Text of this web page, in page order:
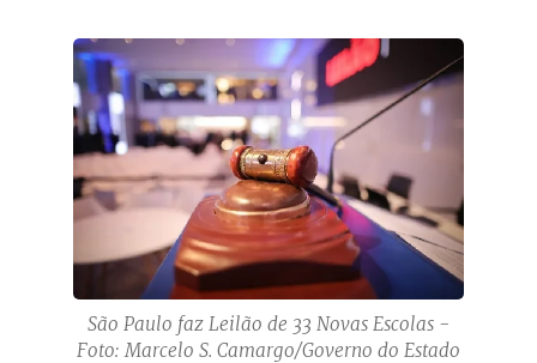
São Paulo faz Leilão de 33 Novas Escolas -
Foto: Marcelo S. Camargo/Governo do Estado